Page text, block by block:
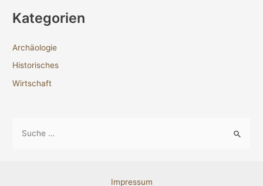
Kategorien
Archäologie
Historisches
Wirtschaft
Impressum